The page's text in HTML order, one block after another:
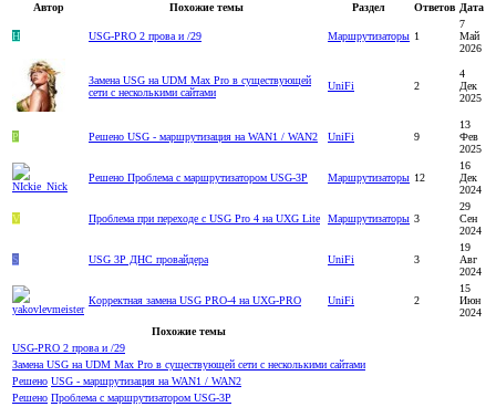
Автор
Похожие темы Раздел Ответов Дата
H USG-PRO 2 прова и /29 Маршрутизаторы 1
7
Май
2026
Замена USG на UDM Max Pro в существующей
сети с несколькими сайтами
UniFi 2
4
Дек
2025
P Решено USG - маршрутизация на WAN1 / WAN2 UniFi 9
13
Фев
2025
Решено Проблема с маршрутизатором USG-3P Маршрутизаторы 12
16
Дек
2024
V Проблема при переходе с USG Pro 4 на UXG Lite Маршрутизаторы 3
29
Сен
2024
S USG 3P ДНС провайдера UniFi 3
19
Авг
2024
Корректная замена USG PRO-4 на UXG-PRO UniFi 2
15
Июн
2024
Похожие темы
USG-PRO 2 прова и /29
Замена USG на UDM Max Pro в существующей сети с несколькими сайтами
Решено USG - маршрутизация на WAN1 / WAN2
Решено Проблема с маршрутизатором USG-3P